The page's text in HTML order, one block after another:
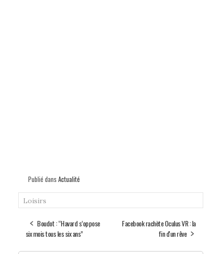
Publié dans Actualité
Loisirs
Boudot : “Havard s’oppose
six mois tous les six ans”
Facebook rachète Oculus VR : la
fin d'un rêve